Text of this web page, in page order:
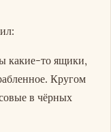
какие-то ящики,
Кругом
в чёрных